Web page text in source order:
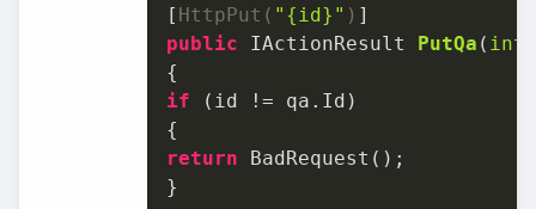
[ HttpPut( "{id}" )
public IActionResult PutQa ( int
if (id != qa.Id)
return BadRequest();
}